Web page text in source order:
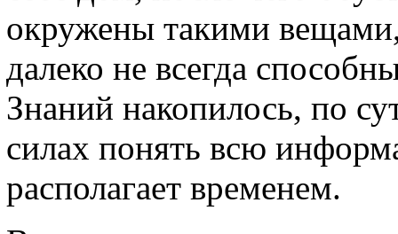
окружены такими
далеко не всегда
Знаний накопилось, по
силах понять всю
располагает временем.